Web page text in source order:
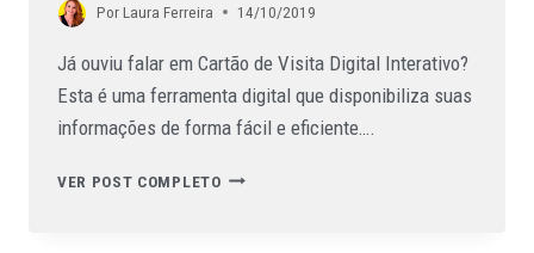
PorLaura Ferreira 14/10/2019
Já ouviu falar em Cartão de Visita Digital Interativo?
Esta é uma ferramenta digital que disponibiliza suas
informações de forma fácil e eficiente….
VER POST COMPLETO